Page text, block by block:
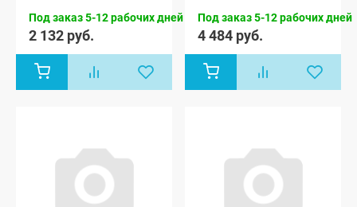
Спорт седан
лифтбек
(ВАЗ 2191)
Под заказ 5-12 рабочих дней
2 132 руб.
Спорт седан
лифтбек
(ВАЗ 2191)
Под заказ 5-12 рабочих дней
4 484 руб.